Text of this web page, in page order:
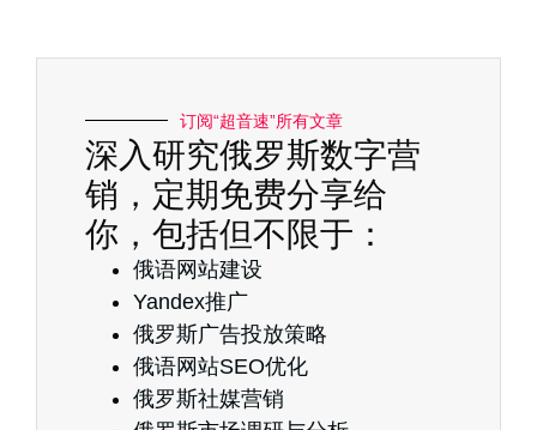
订阅“超音速”所有文章
深入研究俄罗斯数字营
销，定期免费分享给
你，包括但不限于：
俄语网站建设
Yandex推广
俄罗斯广告投放策略
俄语网站SEO优化
俄罗斯社媒营销